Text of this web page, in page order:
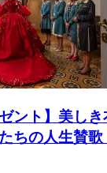
ント】美し
ちの人生賛